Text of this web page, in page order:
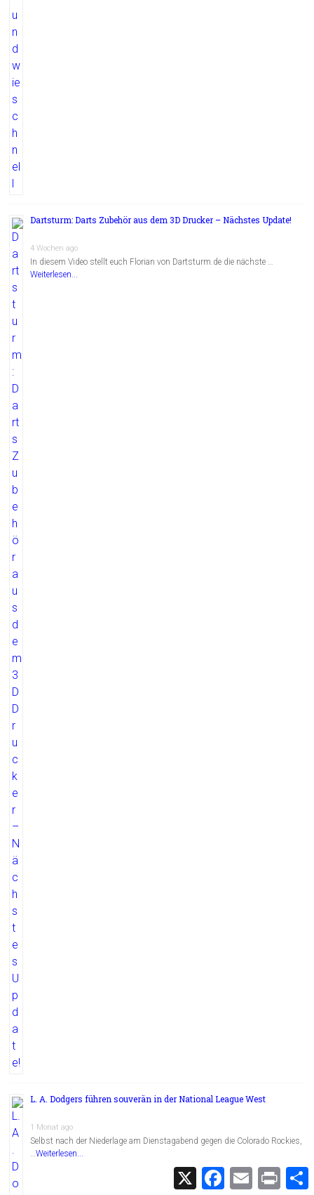
Dartsturm: Darts Zubehör aus dem 3D Drucker – Nächstes Update!
4 Wochen ago
In diesem Video stellt euch Florian von Dartsturm.de die nächste …
Weiterlesen...
L. A. Dodgers führen souverän in der National League West
1 Monat ago
Selbst nach der Niederlage am Dienstagabend gegen die Colorado Rockies,
…Weiterlesen...
X
F
E
m
P